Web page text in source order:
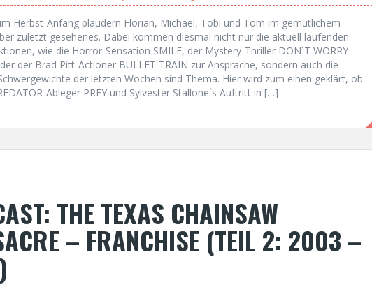
Herbst-Anfang plaudern Florian, Michael, Tobi und Tom im gemütlichem
zuletzt gesehenes. Dabei kommen diesmal nicht nur die aktuell laufenden
wie die Horror-Sensation SMILE, der Mystery-Thriller DON´T WORRY
der Brad Pitt-Actioner BULLET TRAIN zur Ansprache, sondern auch die
der letzten Wochen sind Thema. Hier wird zum einen geklärt, ob
Ableger PREY und Sylvester Stallone´s Auftritt in […]
THE TEXAS CHAINSAW
– FRANCHISE (TEIL 2: 2003 –